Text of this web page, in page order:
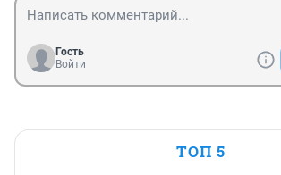
Гость
Войти
ТОП 5